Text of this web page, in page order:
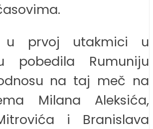
u prvoj utakmici u
pobedila Rumuniju
na taj meč na
Milana Aleksića,
i Branislava